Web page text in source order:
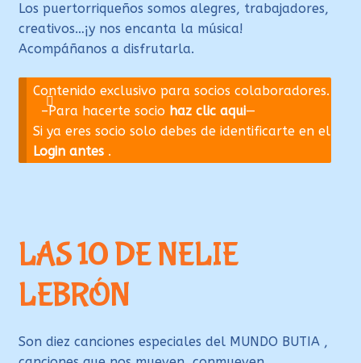
Discoteca Digital Butiá
Hágase socio
Ayuda
Los puertorriqueños somos alegres, trabajadores,
creativos…¡y nos encanta la música!
Acompáñanos a disfrutarla.
Contenido exclusivo para socios colaboradores.
–Para hacerte socio haz clic aqui—
Si ya eres socio solo debes de identificarte en el
Login antes .
LAS 10 DE NELIE
LEBRÓN
Son diez canciones especiales del MUNDO BUTIA ,